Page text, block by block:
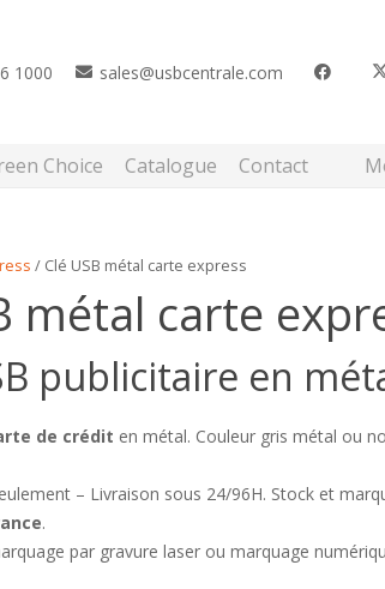
1000 sales@usbcentrale.com
Choice Catalogue Contact
/ Clé USB métal carte express
métal carte
publicitaire en
de crédit en métal. Couleur gris métal ou
– Livraison sous 24/96H. Stock et
.
par gravure laser ou marquage